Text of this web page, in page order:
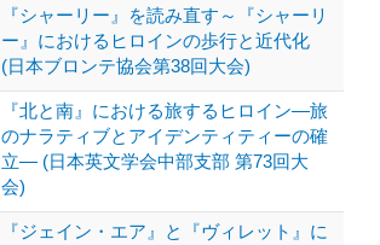
『シャーリー』を読み直す～『シャーリ
ー』におけるヒロインの歩行と近代化
(日本ブロンテ協会第38回大会)
『北と南』における旅するヒロイン―旅
のナラティブとアイデンティティーの確
立― (日本英文学会中部支部 第73回大
会)
『ジェイン・エア』と『ヴィレット』に